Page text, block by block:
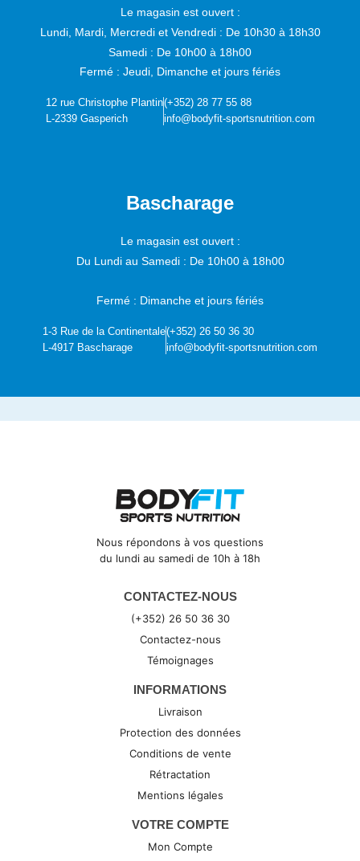
Le magasin est ouvert :
Lundi, Mardi, Mercredi et Vendredi : De 10h30 à 18h30
Samedi : De 10h00 à 18h00
Fermé : Jeudi, Dimanche et jours fériés
12 rue Christophe Plantin
L-2339 Gasperich
(+352) 28 77 55 88
info@bodyfit-sportsnutrition.com
Bascharage
Le magasin est ouvert :
Du Lundi au Samedi : De 10h00 à 18h00
Fermé : Dimanche et jours fériés
1-3 Rue de la Continentale
L-4917 Bascharage
(+352) 26 50 36 30
info@bodyfit-sportsnutrition.com
Nous répondons à vos questions
du lundi au samedi de 10h à 18h
CONTACTEZ-NOUS
(+352) 26 50 36 30
Contactez-nous
Témoignages
INFORMATIONS
Livraison
Protection des données
Conditions de vente
Rétractation
Mentions légales
VOTRE COMPTE
Mon Compte